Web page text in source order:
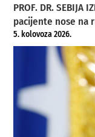
PROF. DR. SEBIJA
pacijente nose na
5. kolovoza 2026.